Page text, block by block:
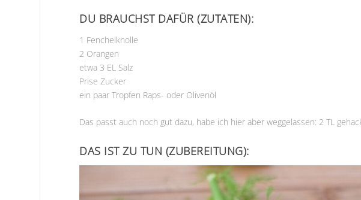
DU BRAUCHST DAFÜR (ZUTATEN):
1 Fenchelknolle
2 Orangen
etwa 3 EL Salz
Prise Zucker
ein paar Tropfen Raps- oder Olivenöl
Das passt auch noch gut dazu, habe ich hier aber weggelassen: 2 TL
DAS IST ZU TUN (ZUBEREITUNG):